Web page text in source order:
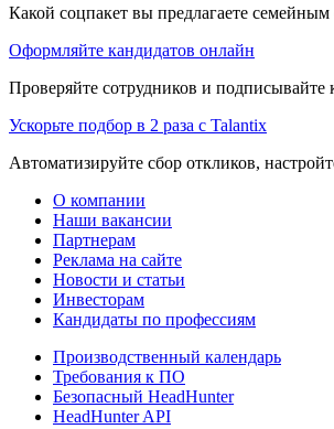
Какой соцпакет вы предлагаете семейным
Оформляйте кандидатов онлайн
Проверяйте сотрудников и
Ускорьте подбор в 2 раза с Talantix
Автоматизируйте сбор откликов,
О компании
Наши вакансии
Партнерам
Реклама на сайте
Новости и статьи
Инвесторам
Кандидаты по профессиям
Производственный календарь
Требования к ПО
Безопасный HeadHunter
HeadHunter API